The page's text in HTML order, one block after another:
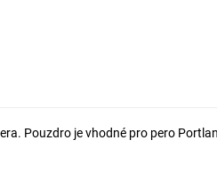
Pouzdro je vhodné pro pero